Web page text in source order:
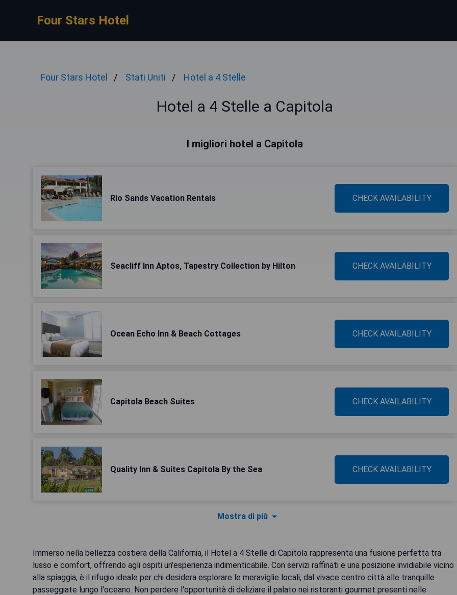
Four Stars Hotel
Four Stars Hotel Stati Uniti Hotel a 4 Stelle
Hotel a 4 Stelle a Capitola
I migliori hotel a Capitola
Rio Sands Vacation Rentals CHECK AVAILABILITY
Seacliff Inn Aptos, Tapestry Collection by Hilton CHECK AVAILABILITY
Ocean Echo Inn & Beach Cottages CHECK AVAILABILITY
Capitola Beach Suites CHECK AVAILABILITY
Quality Inn & Suites Capitola By the Sea CHECK AVAILABILITY
Mostra di più
Immerso nella bellezza costiera della California, il Hotel a 4 Stelle di Capitola rappresenta una fusione perfetta tra
lusso e comfort, offrendo agli ospiti un'esperienza indimenticabile. Con servizi raffinati e una posizione invidiabile vicino
alla spiaggia, è il rifugio ideale per chi desidera esplorare le meraviglie locali, dal vivace centro città alle tranquille
passeggiate lungo l'oceano. Non perdere l'opportunità di deliziare il palato nei ristoranti gourmet presenti nelle